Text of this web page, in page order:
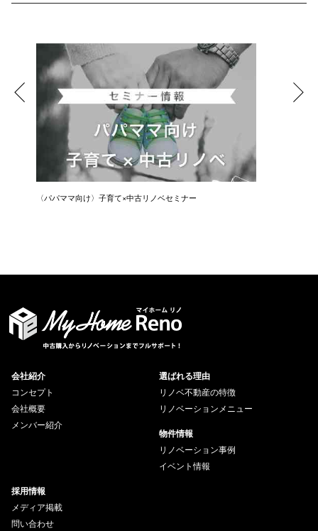
〈パパママ向け〉子育て×中古リノベセミナー
会社紹介
コンセプト
会社概要
メンバー紹介
選ばれる理由
リノベ不動産の特徴
リノベーションメニュー
物件情報
リノベーション事例
イベント情報
採用情報
メディア掲載
問い合わせ